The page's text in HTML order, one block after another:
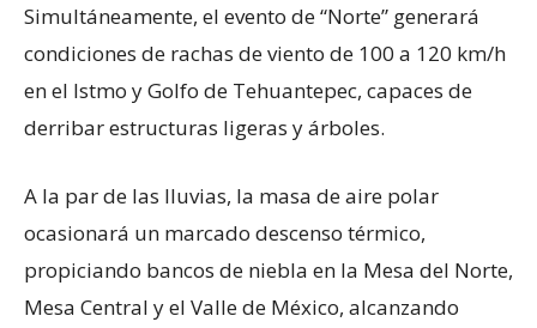
Simultáneamente, el evento de “Norte” generará
condiciones de rachas de viento de 100 a 120 km/h
en el Istmo y Golfo de Tehuantepec, capaces de
derribar estructuras ligeras y árboles.
A la par de las lluvias, la masa de aire polar
ocasionará un marcado descenso térmico,
propiciando bancos de niebla en la Mesa del Norte,
Mesa Central y el Valle de México, alcanzando